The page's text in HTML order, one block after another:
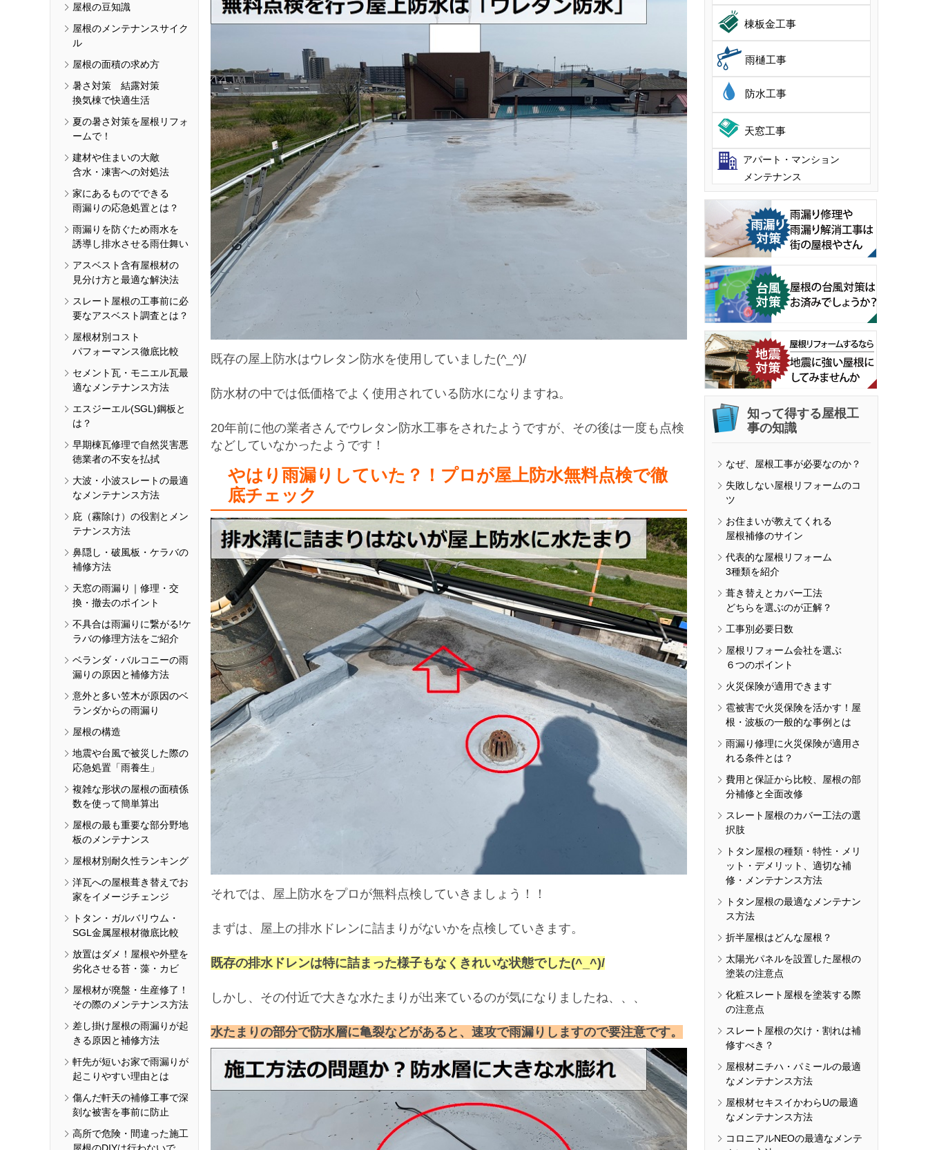
屋根の豆知識
屋根のメンテナンスサイク
ル
屋根の面積の求め方
暑さ対策 結露対策
換気棟で快適生活
夏の暑さ対策を屋根リフォ
ームで！
建材や住まいの大敵
含水・凍害への対処法
家にあるものでできる
雨漏りの応急処置とは？
雨漏りを防ぐため雨水を
誘導し排水させる雨仕舞い
アスベスト含有屋根材の
見分け方と最適な解決法
スレート屋根の工事前に必
要なアスベスト調査とは？
屋根材別コスト
パフォーマンス徹底比較
セメント瓦・モニエル瓦最
適なメンテナンス方法
エスジーエル(SGL)鋼板と
は？
早期棟瓦修理で自然災害悪
徳業者の不安を払拭
大波・小波スレートの最適
なメンテナンス方法
庇（霧除け）の役割とメン
テナンス方法
鼻隠し・破風板・ケラバの
補修方法
天窓の雨漏り｜修理・交
換・撤去のポイント
不具合は雨漏りに繋がる!ケ
ラバの修理方法をご紹介
ベランダ・バルコニーの雨
漏りの原因と補修方法
意外と多い笠木が原因のベ
ランダからの雨漏り
屋根の構造
地震や台風で被災した際の
応急処置「雨養生」
複雑な形状の屋根の面積係
数を使って簡単算出
屋根の最も重要な部分野地
板のメンテナンス
屋根材別耐久性ランキング
洋瓦への屋根葺き替えでお
家をイメージチェンジ
トタン・ガルバリウム・
SGL金属屋根材徹底比較
放置はダメ！屋根や外壁を
劣化させる苔・藻・カビ
屋根材が廃盤・生産修了！
その際のメンテナンス方法
差し掛け屋根の雨漏りが起
きる原因と補修方法
軒先が短いお家で雨漏りが
起こりやすい理由とは
傷んだ軒天の補修工事で深
刻な被害を事前に防止
高所で危険・間違った施工
屋根のDIYは行わないで
既存の屋上防水はウレタン防水を使用していました(^_^)/
防水材の中では低価格でよく使用されている防水になりますね。
20年前に他の業者さんでウレタン防水工事をされたようですが、その後は一度も点検
などしていなかったようです！
やはり雨漏りしていた？！プロが屋上防水無料点検で徹
底チェック
それでは、屋上防水をプロが無料点検していきましょう！！
まずは、屋上の排水ドレンに詰まりがないかを点検していきます。
既存の排水ドレンは特に詰まった様子もなくきれいな状態でした(^_^)/
しかし、その付近で大きな水たまりが出来ているのが気になりましたね、、、
水たまりの部分で防水層に亀裂などがあると、速攻で雨漏りしますので要注意です。
棟板金工事
雨樋工事
防水工事
天窓工事
アパート・マンション
メンテナンス
知って得する屋根工
事の知識
なぜ、屋根工事が必要なのか？
失敗しない屋根リフォームのコ
ツ
お住まいが教えてくれる
屋根補修のサイン
代表的な屋根リフォーム
3種類を紹介
葺き替えとカバー工法
どちらを選ぶのが正解？
工事別必要日数
屋根リフォーム会社を選ぶ
６つのポイント
火災保険が適用できます
雹被害で火災保険を活かす！屋
根・波板の一般的な事例とは
雨漏り修理に火災保険が適用さ
れる条件とは？
費用と保証から比較、屋根の部
分補修と全面改修
スレート屋根のカバー工法の選
択肢
トタン屋根の種類・特性・メリ
ット・デメリット、適切な補
修・メンテナンス方法
トタン屋根の最適なメンテナン
ス方法
折半屋根はどんな屋根？
太陽光パネルを設置した屋根の
塗装の注意点
化粧スレート屋根を塗装する際
の注意点
スレート屋根の欠け・割れは補
修すべき？
屋根材ニチハ・パミールの最適
なメンテナンス方法
屋根材セキスイかわらUの最適
なメンテナンス方法
コロニアルNEOの最適なメンテ